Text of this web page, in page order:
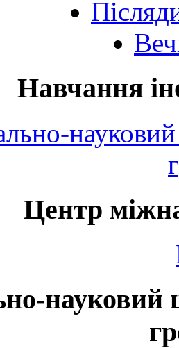
Навчання
Центр
науковий